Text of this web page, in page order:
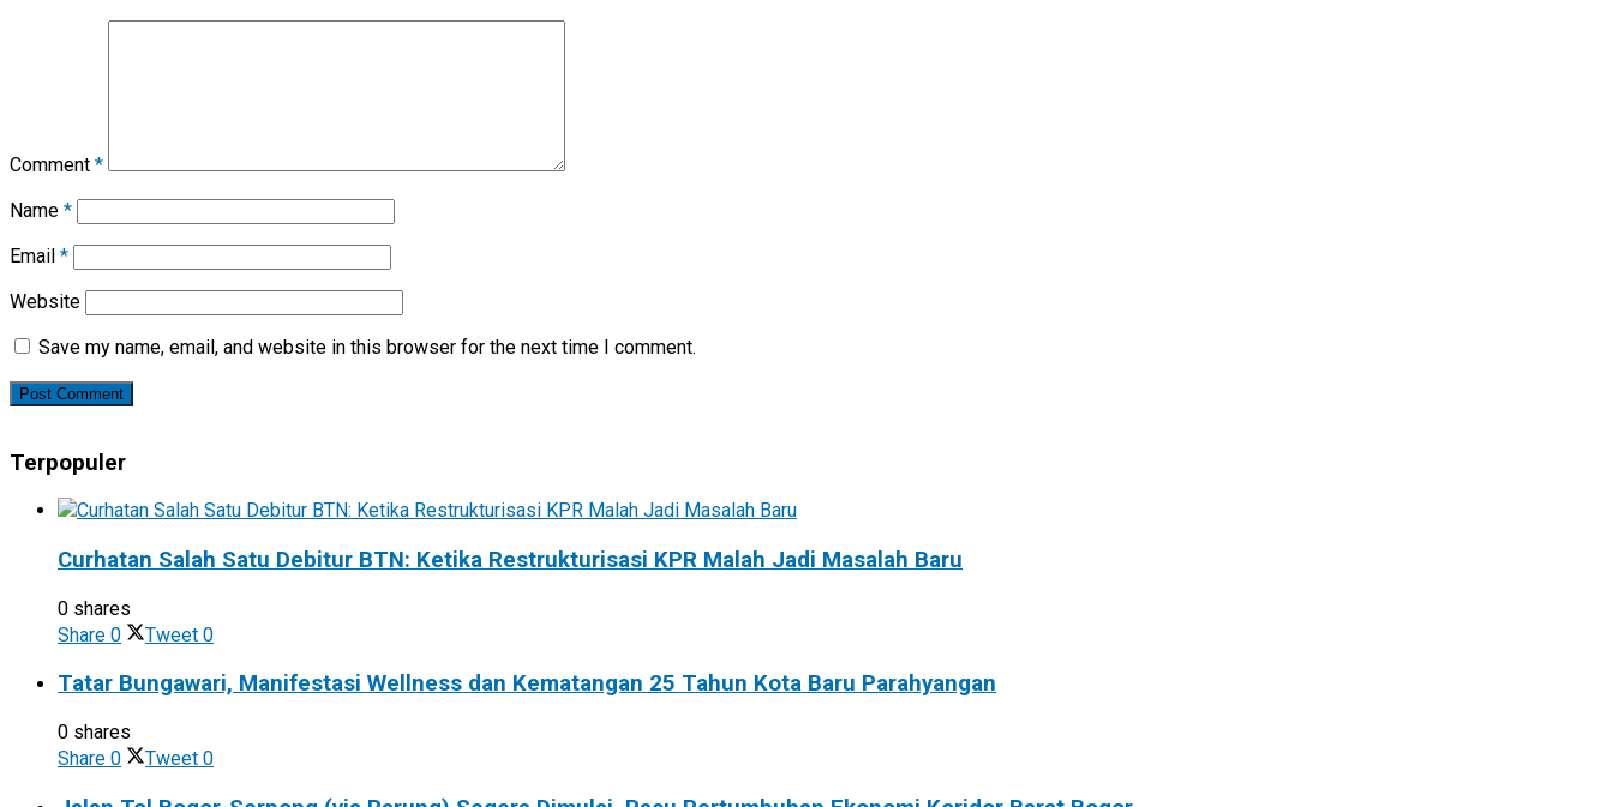
Comment *
Name *
Email *
Website
Save my name, email, and website in this browser for the next time I comment.
Terpopuler
Curhatan Salah Satu Debitur BTN: Ketika Restrukturisasi KPR Malah Jadi Masalah Baru
0 shares
Share 0 Tweet 0
Tatar Bungawari, Manifestasi Wellness dan Kematangan 25 Tahun Kota Baru Parahyangan
0 shares
Share 0 Tweet 0